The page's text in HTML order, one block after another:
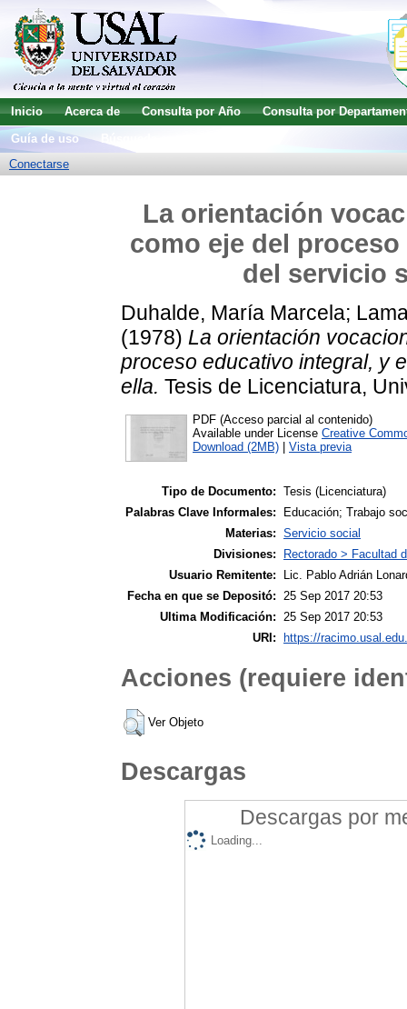
Inicio Acerca de Consulta por Año
Consulta por
Guía de uso
Conectarse
La orientación
como eje del
del servicio
Duhalde, María Marcela;
(1978) La orientación
proceso educativo integral, y
ella. Tesis de Licenciatura,
PDF (Acceso parcial al contenido)
Available under License Creative
Download (2MB)
Vista previa
Tipo de Documento: Tesis (Licenciatura)
Palabras Clave Informales:
Educación; Trabajo
Materias: Servicio social
Divisiones:
Rectorado > Facultad
Usuario Remitente:
Lic. Pablo Adrián
Fecha en que se Depositó: 25 Sep 2017 20:53
Ultima Modificación: 25 Sep 2017 20:53
URI:
https://
Acciones (requiere
Ver Objeto
Descargas
Descargas por
Loading...